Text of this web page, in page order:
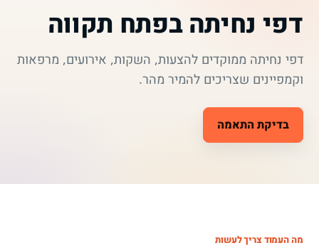
דפי נחיתה בפתח תקווה
דפי נחיתה ממוקדים להצעות, השקות, אירועים, מרפאות
וקמפיינים שצריכים להמיר מהר.
בדיקת התאמה
מה העמוד צריך לעשות